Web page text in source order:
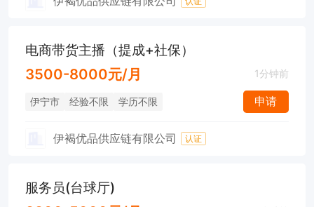
电商带货主播（提成+社保）
3500-8000元/月 1分钟前
伊宁市 经验不限 学历不限 申请
伊褐优品供应链有限公司 认证
服务员(台球厅)